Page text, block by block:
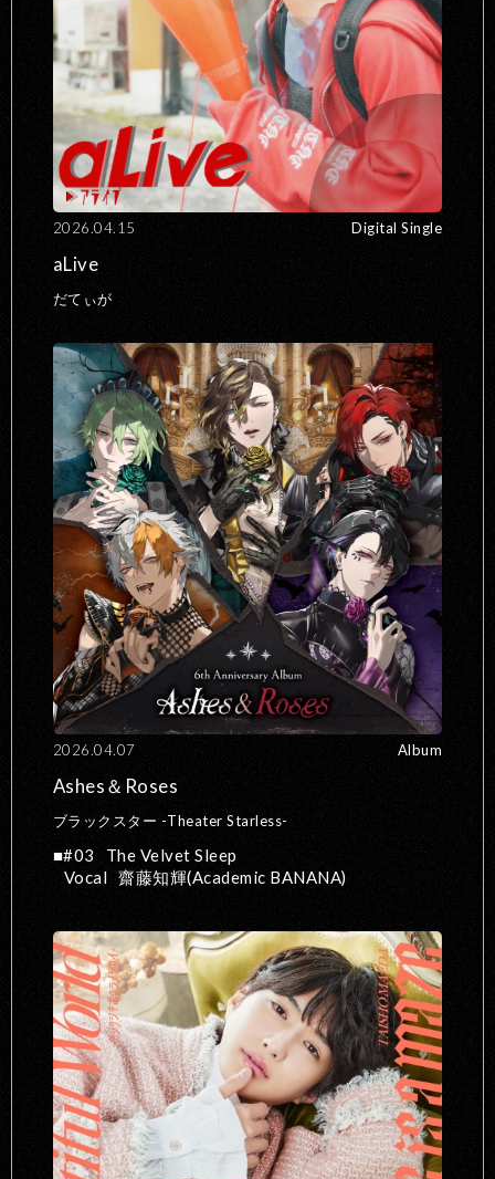
2026.04.15 Digital Single
aLive
だてぃが
2026.04.07 Album
Ashes＆Roses
ブラックスター -Theater Starless-
#03
The Velvet Sleep
Vocal 齋藤知輝(Academic BANANA)